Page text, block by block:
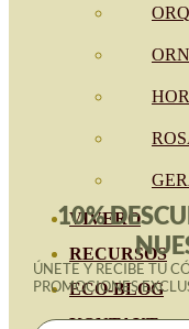
VIVERO
RECURSOS
ECO-BLOG
KONTAKT
10%
ÚNETE Y RECIBE TU
PROMOCIONES